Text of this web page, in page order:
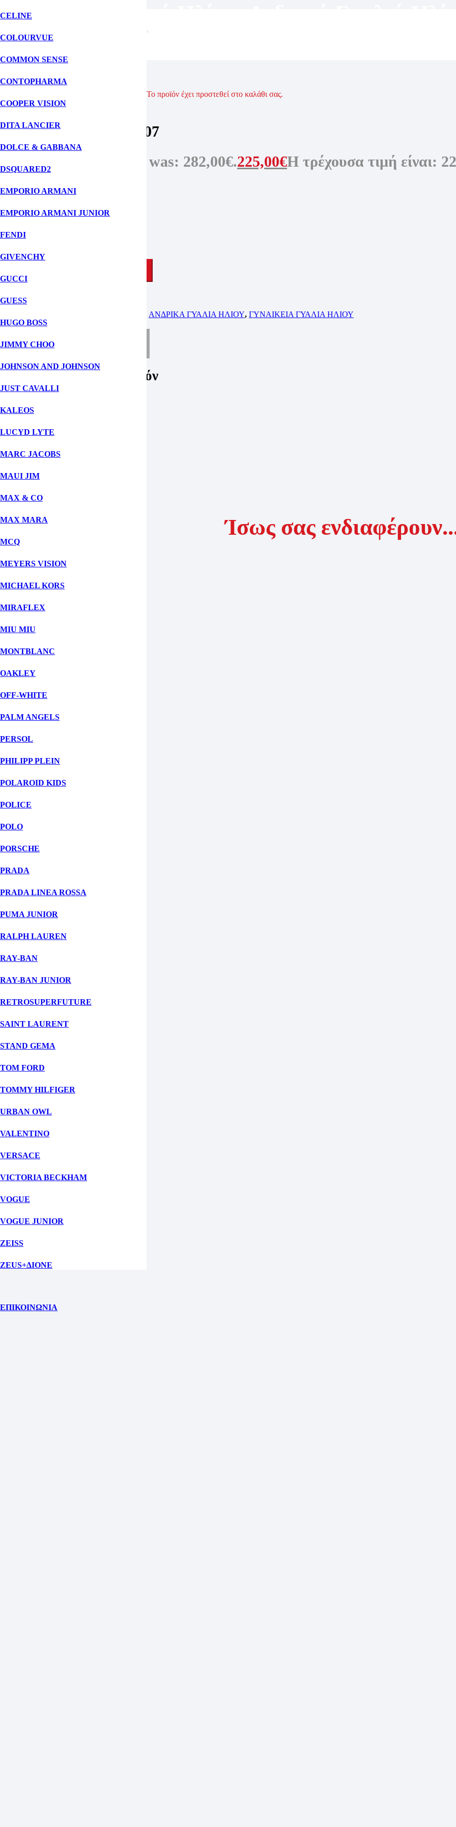
CELINE
COLOURVUE
COMMON SENSE
CONTOPHARMA
COOPER VISION
DITA LANCIER
DOLCE & GABBANA
DSQUARED2
EMPORIO ARMANI
EMPORIO ARMANI JUNIOR
FENDI
GIVENCHY
GUCCI
GUESS
HUGO BOSS
JIMMY CHOO
JOHNSON AND JOHNSON
JUST CAVALLI
KALEOS
LUCYD LYTE
MARC JACOBS
MAUI JIM
MAX & CO
MAX MARA
MCQ
MEYERS VISION
MICHAEL KORS
MIRAFLEX
MIU MIU
MONTBLANC
OAKLEY
OFF-WHITE
PALM ANGELS
PERSOL
PHILIPP PLEIN
POLAROID KIDS
POLICE
POLO
PORSCHE
PRADA
PRADA LINEA ROSSA
PUMA JUNIOR
RALPH LAUREN
RAY-BAN
RAY-BAN JUNIOR
RETROSUPERFUTURE
SAINT LAURENT
STAND GEMA
TOM FORD
TOMMY HILFIGER
URBAN OWL
VALENTINO
VERSACE
VICTORIA BECKHAM
VOGUE
VOGUE JUNIOR
ZEISS
ZEUS+ΔΙΟΝΕ
ΕΠΙΚΟΙΝΩΝΙΑ
Το προϊόν έχει προστεθεί στο καλάθι σας.
Unisex Γυαλιά Ηλίου
ΑΡΧΙΚΗ ΣΕΛΙΔΑ
NILAND PERI052 1007
Palm Angels
NILAND PERI052 1007
Original price was: 282,00€.225,00€Η τρέχουσα τιμή είναι:
Μάρκα: Palm Angels
Χρώμα Σκελετού: Μαύρο
Υλικό Σκελετού: Κοκάλινο
Φύλο: Ανδρικά, Γυναικεία, UNISEX
Σε απόθεμα
ΑΝΔΡΙΚΑ ΓΥΑΛΙΑ ΗΛΙΟΥ, ΓΥΝΑΙΚΕΙΑ ΓΥΑΛΙΑ ΗΛΙΟΥ
ΡΩΤΗΣΤΕ ΜΑΣ ΓΙΑ ΤΟ ΠΡΟΪΟΝ
Ρωτήστε μας για το προϊόν
Fill out this field
Fill out this field
Fill out this field
Αποστολή
Ίσως σας